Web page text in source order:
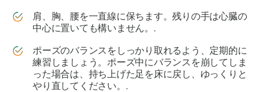
肩、胸、腰を一直線に保ちます。残りの手は心臓の
中心に置いても構いません。.
ポーズのバランスをしっかり取れるよう、定期的に
練習しましょう。ポーズ中にバランスを崩してしま
った場合は、持ち上げた足を床に戻し、ゆっくりと
やり直してください。.